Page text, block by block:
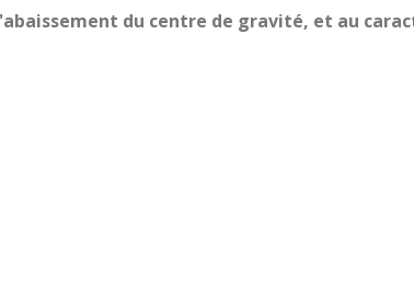
du centre de gravité, et au